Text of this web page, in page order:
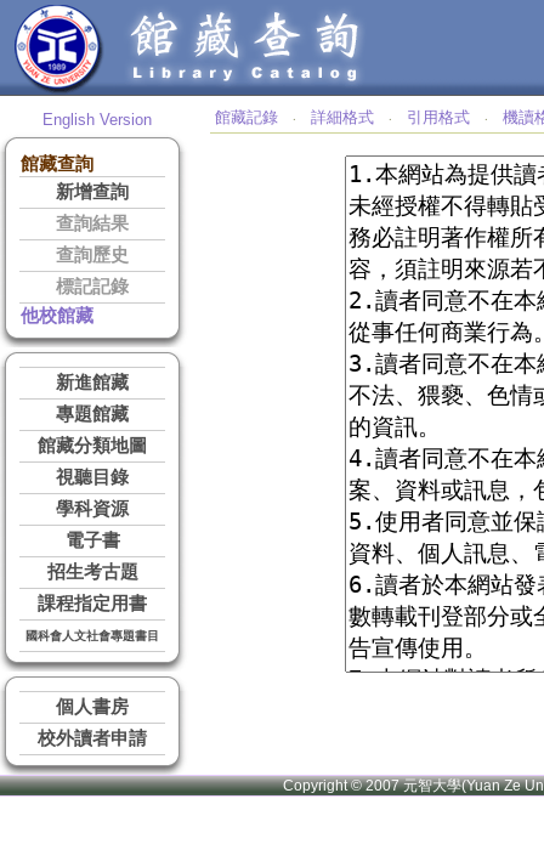
English Version
館藏查詢
新增查詢
查詢結果
查詢歷史
標記記錄
他校館藏
新進館藏
專題館藏
館藏分類地圖
視聽目錄
學科資源
電子書
招生考古題
課程指定用書
國科會人文社會專題書目
個人書房
校外讀者申請
館藏記錄 ‧ 詳細格式 ‧ 引用格式 ‧ 機讀
Copyright © 2007 元智大學(Yuan Ze